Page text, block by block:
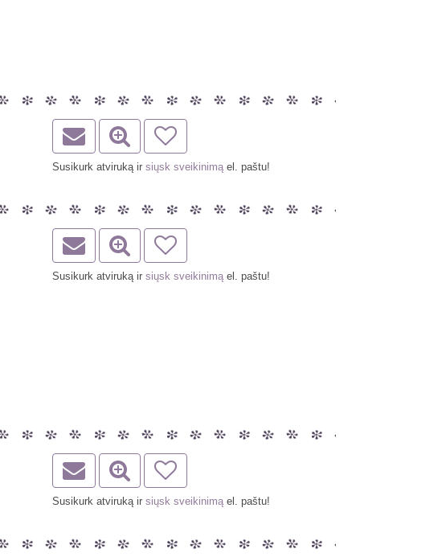
Susikurk atviruką irsiųsk sveikinimą el. paštu!
Susikurk atviruką irsiųsk sveikinimą el. paštu!
Susikurk atviruką irsiųsk sveikinimą el. paštu!